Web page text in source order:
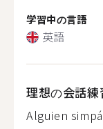
学習中の言語
英語
理想の会話
Alguien